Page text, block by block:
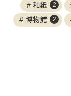
和紙 2
博物館 2